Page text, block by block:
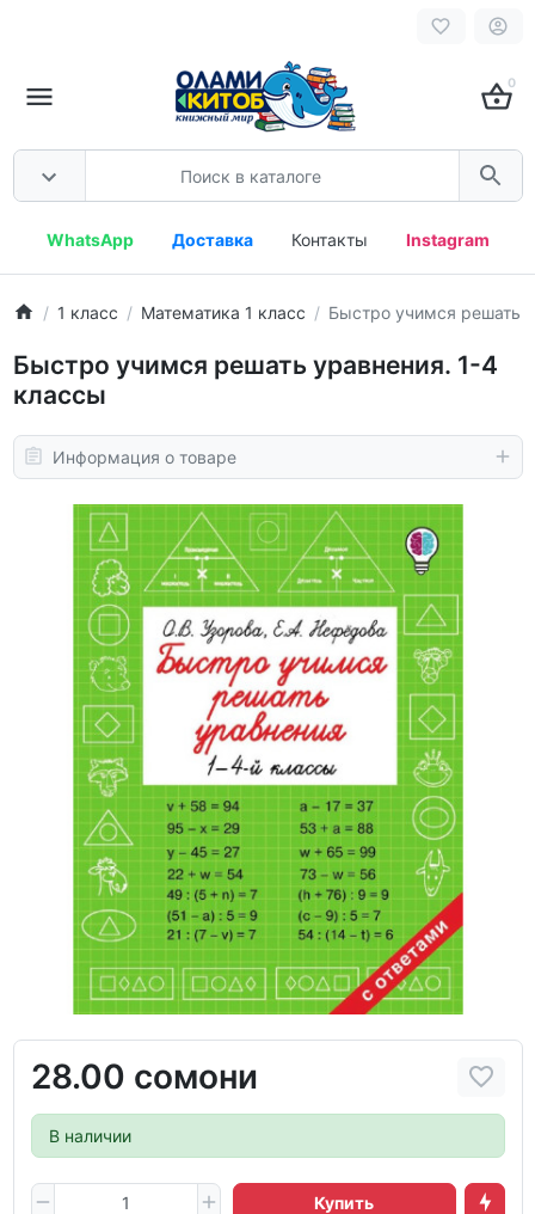
0
WhatsApp Доставка Контакты Instagram
1 класс Математика 1 класс Быстро учимся решать
Быстро учимся решать уравнения. 1-4
классы
Информация о товаре
28.00 сомони
В наличии
Купить